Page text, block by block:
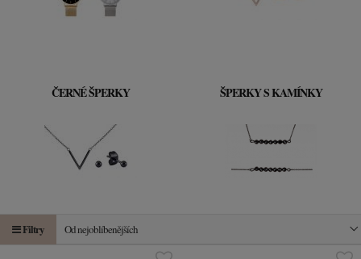
ČERNÉ ŠPERKY ŠPERKY S KAMÍNKY
Filtry Od nejoblíbenějších